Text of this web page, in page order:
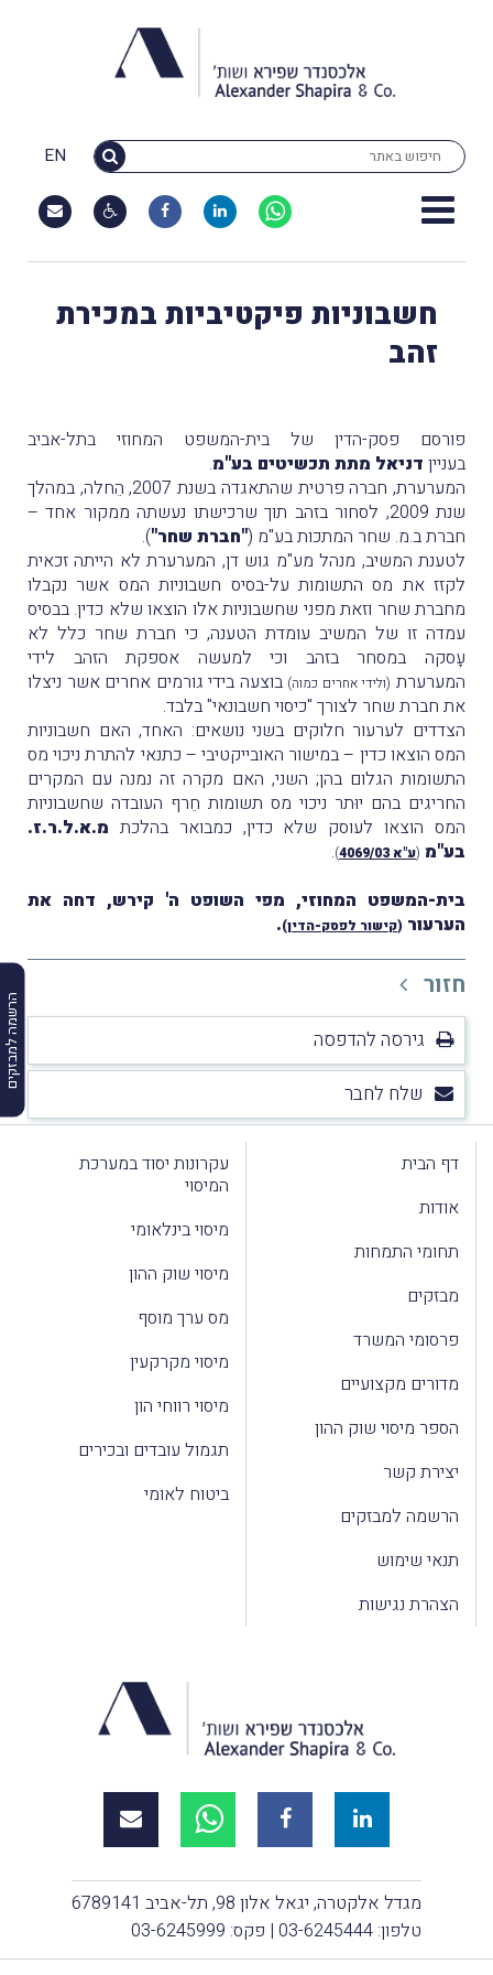
EN
הרשמה למבזקים
חשבוניות פיקטיביות במכירת
זהב
פורסם פסק-הדין של בית-המשפט המחוזי בתל-אביב
בעניין דניאל מתת תכשיטים בע"מ.
המערערת, חברה פרטית שהתאגדה בשנת 2007, הֵחלה, במהלך
שנת 2009, לסחור בזהב תוך שרכישתו נעשתה ממקור אחד –
חברת ב.מ. שחר המתכות בע"מ ("חברת שחר").
לטענת המשיב, מנהל מע"מ גוש דן, המערערת לא הייתה זכאית
לקזז את מס התשומות על-בסיס חשבוניות המס אשר נקבלו
מחברת שחר וזאת מפני שחשבוניות אלו הוצאו שלא כדין. בבסיס
עמדה זו של המשיב עומדת הטענה, כי חברת שחר כלל לא
עָסקה במסחר בזהב וכי למעשה אספקת הזהב לידי
המערערת (ולידי אחרים כמוה) בוצעה בידי גורמים אחרים אשר ניצלו
את חברת שחר לצורך "כיסוי חשבונאי" בלבד.
הצדדים לערעור חלוקים בשני נושאים: האחד, האם חשבוניות
המס הוצאו כדין – במישור האובייקטיבי – כתנאי להתרת ניכוי מס
התשומות הגלום בהן; השני, האם מקרה זה נמנה עם המקרים
החריגים בהם יוּתר ניכוי מס תשומות חֵרף העובדה שחשבוניות
המס הוצאו לעוסק שלא כדין, כמבואר בהלכת מ.א.ל.ר.ז.
בע"מ (ע"א 4069/03 )
.
בית-המשפט המחוזי, מפי השופט ה' קירש, דחה את
הערעור (קישור לפסק-הדין)
.
חזור
גירסה להדפסה
שלח לחבר
דף הבית
אודות
תחומי התמחות
מבזקים
פרסומי המשרד
מדורים מקצועיים
הספר מיסוי שוק ההון
יצירת קשר
הרשמה למבזקים
תנאי שימוש
הצהרת נגישות
עקרונות יסוד במערכת
המיסוי
מיסוי בינלאומי
מיסוי שוק ההון
מס ערך מוסף
מיסוי מקרקעין
מיסוי רווחי הון
תגמול עובדים ובכירים
ביטוח לאומי
מגדל אלקטרה, יגאל אלון 98, תל-אביב 6789141
טלפון: 03-6245444 | פקס: 03-6245999